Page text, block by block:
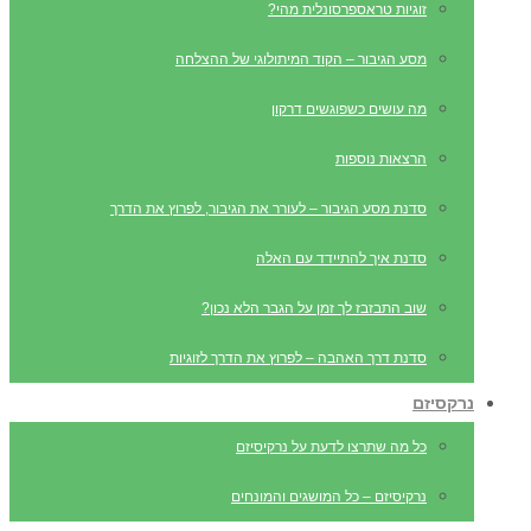
זוגיות טראספרסונלית מהי?
מסע הגיבור – הקוד המיתולוגי של ההצלחה
מה עושים כשפוגשים דרקון
הרצאות נוספות
סדנת מסע הגיבור – לעורר את הגיבור, לפרוץ את הדרך
סדנת איך להתיידד עם האלה
שוב התבזבז לך זמן על הגבר הלא נכון?
סדנת דרך האהבה – לפרוץ את הדרך לזוגיות
נרקסיזם
כל מה שתרצו לדעת על נרקיסיזם
נרקיסיזם – כל המושגים והמונחים